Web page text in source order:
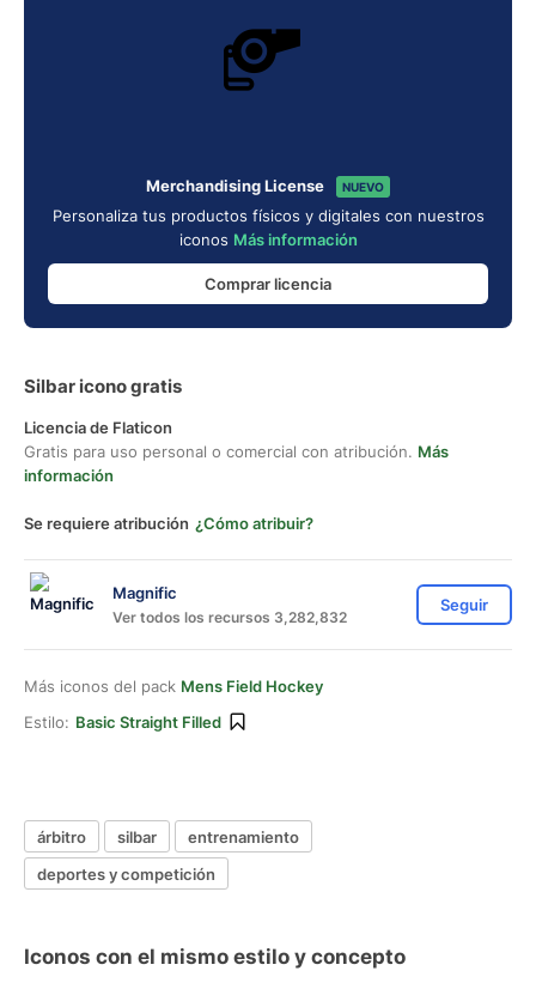
Merchandising License NUEVO
Personaliza tus productos físicos y digitales con nuestros
iconos Más información
Comprar licencia
Silbar icono gratis
Licencia de Flaticon
Gratis para uso personal o comercial con atribución. Más
información
Se requiere atribución ¿Cómo atribuir?
Magnific
Ver todos los recursos 3,282,832
Seguir
Más iconos del pack Mens Field Hockey
Estilo: Basic Straight Filled
árbitro silbar
entrenamiento
deportes y competición
Iconos con el mismo estilo y concepto